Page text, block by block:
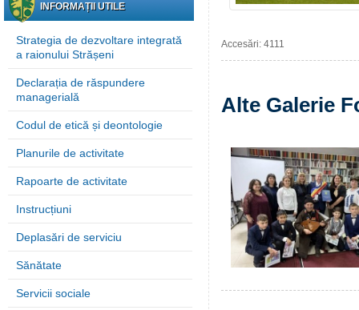
INFORMAȚII UTILE
Strategia de dezvoltare integrată
a raionului Strășeni
Declarația de răspundere
managerială
Codul de etică și deontologie
Planurile de activitate
Rapoarte de activitate
Instrucțiuni
Deplasări de serviciu
Sănătate
Servicii sociale
Accesări: 4111
Alte Galerie